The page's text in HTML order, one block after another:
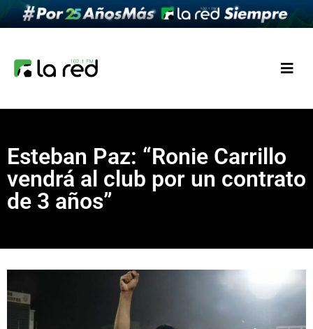
Esteban Paz: “Ronie Carrillo
vendrá al club por un contrato
de 3 años”